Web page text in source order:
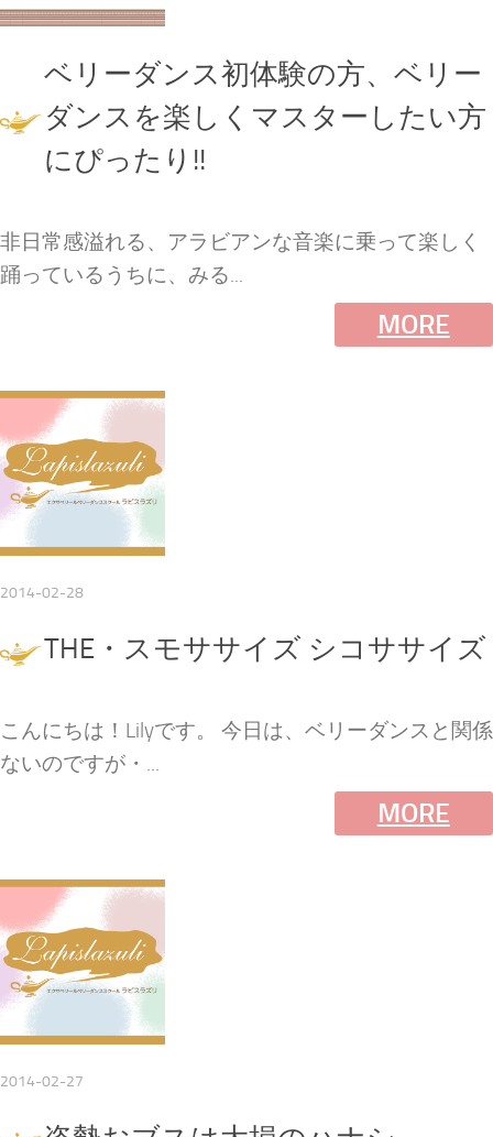
ベリーダンス初体験の方、ベリー
ダンスを楽しくマスターしたい方
にぴったり!!
非日常感溢れる、アラビアンな音楽に乗って楽しく
踊っているうちに、みる...
MORE
2014-02-28
THE・スモササイズ シコササイズ
こんにちは！Lilyです。 今日は、ベリーダンスと関係
ないのですが・...
MORE
2014-02-27